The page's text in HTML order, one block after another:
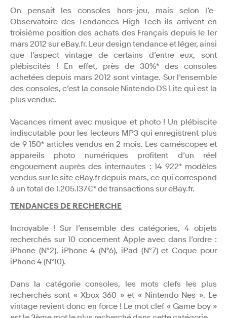
On pensait les consoles hors-jeu, mais selon l’e-
Observatoire des Tendances High Tech ils arrivent en
troisième position des achats des Français depuis le 1er
mars 2012 sur eBay.fr. Leur design tendance et léger, ainsi
que l’aspect vintage de certains d’entre eux, sont
plébiscités ! En effet, près de 30%* des consoles
achetées depuis mars 2012 sont vintage. Sur l’ensemble
des consoles, c’est la console Nintendo DS Lite qui est la
plus vendue.
Vacances riment avec musique et photo ! Un plébiscite
indiscutable pour les lecteurs MP3 qui enregistrent plus
de 9 150* articles vendus en 2 mois. Les caméscopes et
appareils photo numériques profitent d’un réel
engouement auprès des internautes : 14 922* modèles
vendus sur le site eBay.fr depuis mars, ce qui correspond
à un total de 1.205.137€* de transactions sur eBay.fr.
TENDANCES DE RECHERCHE
Incroyable ! Sur l’ensemble des catégories, 4 objets
recherchés sur 10 concernent Apple avec dans l’ordre :
iPhone (N°2), iPhone 4 (N°6), iPad (N°7) et Coque pour
iPhone 4 (N°10).
Dans la catégorie consoles, les mots clefs les plus
recherchés sont « Xbox 360 » et « Nintendo Nes ». Le
vintage revient donc en force ! Le mot clef « Game boy »